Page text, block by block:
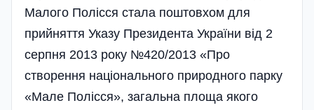
Малого Полісся стала поштовхом для
прийняття Указу Президента України від 2
серпня 2013 року №420/2013 «Про
створення національного природного парку
«Мале Полісся», загальна площа якого